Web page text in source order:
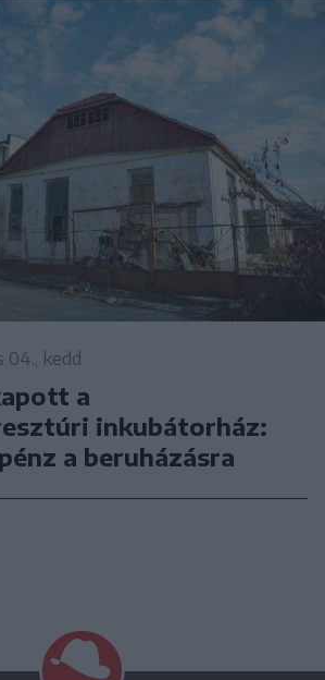
04., kedd
a
inkubátorház:
a beruházásra